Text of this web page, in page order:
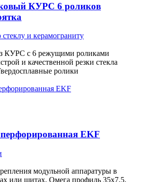
КУРС 6 роликов
и керамограниту
КУРС с 6 режущими роликами
и качественной резки стекла
ролики
EKF
модульной аппаратуры в
или щитах. Омега профиль 35х7.5.